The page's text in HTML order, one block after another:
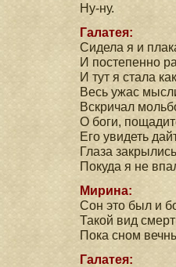
Ну-ну.
Галатея:
Сидела я и
И постепенно
И тут я стала
Весь ужас
Вскричал
О боги,
Его увидеть
Глаза
Покуда я не
Мирина:
Сон это был и
Такой вид
Пока сном
Галатея: